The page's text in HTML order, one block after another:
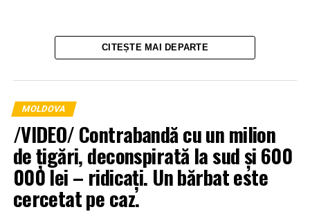
CITEȘTE MAI DEPARTE
MOLDOVA
/VIDEO/ Contrabandă cu un milion
de țigări, deconspirată la sud și 600
000 lei – ridicați. Un bărbat este
cercetat pe caz.